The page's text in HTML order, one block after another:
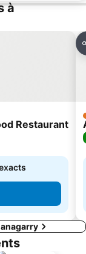
à
Restaurant